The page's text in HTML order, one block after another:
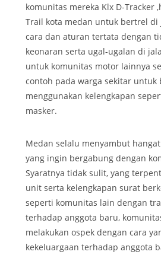
komunitas mereka Klx D-Tracker
Trail kota medan untuk bertrel di
cara dan aturan tertata dengan
keonaran serta ugal-ugalan di
untuk komunitas motor lainnya
contoh pada warga sekitar untuk
menggunakan kelengkapan
masker.
Medan selalu menyambut
yang ingin bergabung dengan
Syaratnya tidak sulit, yang
unit serta kelengkapan surat
seperti komunitas lain dengan
terhadap anggota baru,
melakukan ospek dengan cara
kekeluargaan terhadap anggota